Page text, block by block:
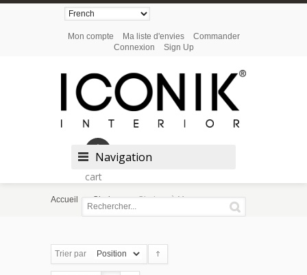
Mon compte Ma liste d'envies
Commander
Connexion
Sign Up
Shopping
cart
Navigation
Accueil Chaises Chaises à Manger
Trier par